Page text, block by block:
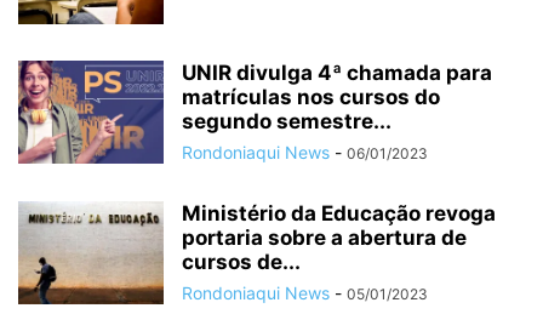
UNIR divulga 4ª chamada para
matrículas nos cursos do
segundo semestre...
Rondoniaqui News - 06/01/2023
Ministério da Educação revoga
portaria sobre a abertura de
cursos de...
Rondoniaqui News - 05/01/2023